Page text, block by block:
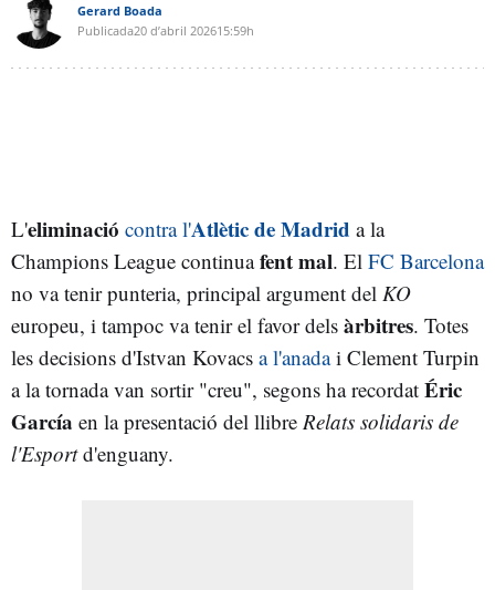
Gerard Boada
Publicada20 d’abril 202615:59h
L'eliminació contra l'Atlètic de Madrid a la
Champions League continuafent mal. El FC Barcelona
no va tenir punteria, principal argument del KO
europeu, i tampoc va tenir el favor dels àrbitres. Totes
les decisions d'Istvan Kovacs a l'anadai Clement Turpin
a la tornada van sortir "creu", segons ha recordat Éric
García en la presentació del llibre Relats solidaris de
l'Esportd'enguany.